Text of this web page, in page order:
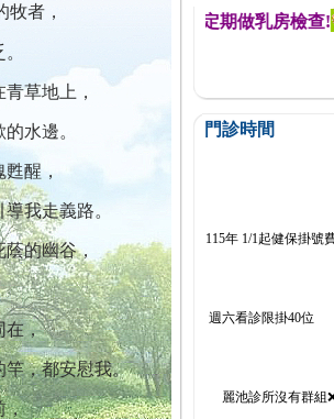
牧者，
草地上，
水邊。
醒，
我走義路。
的幽谷，
在，
竿，都安慰我。
，
位乳癌患者,提醒您定期做乳房檢查!
門診時間
115年 1/1起健保掛號
週六看診限掛40位
麗池診所沒有群組